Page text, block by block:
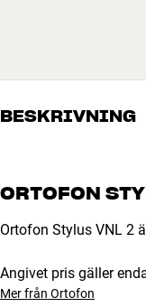
BESKRIVNING
ORTOFON
Ortofon Stylus VNL 2
Angivet pris gäller
Mer från Ortofon